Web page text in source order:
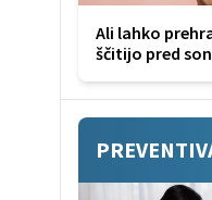
Ali lahko
ščitijo pred